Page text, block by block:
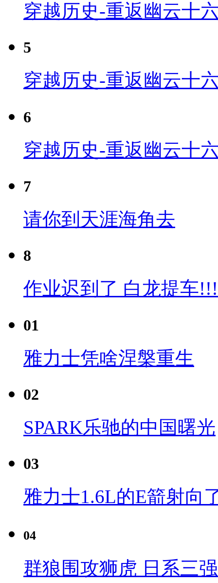
穿越历史-重返幽云十
5
穿越历史-重返幽云十
6
穿越历史-重返幽云十
7
请你到天涯海角去
8
作业迟到了 白龙提车
01
雅力士凭啥涅槃重生
02
SPARK乐驰的中国曙光
03
雅力士1.6L的E箭射向
04
群狼围攻狮虎 日系三